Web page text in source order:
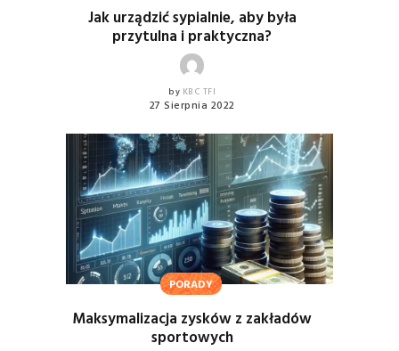
Jak urządzić sypialnie, aby była
przytulna i praktyczna?
by KBC TFI
27 Sierpnia 2022
PORADY
Maksymalizacja zysków z zakładów
sportowych